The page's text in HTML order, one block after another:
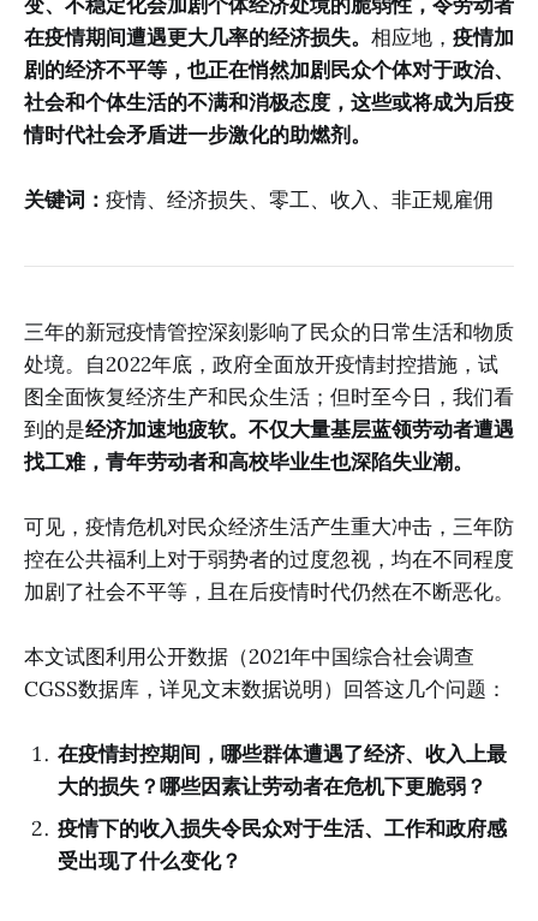
在疫情期间遭遇更大几率的经济损失。 相应地， 疫情加
剧的经济不平等，也正在悄然加剧民众个体对于政治、
社会和个体生活的不满和消极态度，这些或将成为后疫
情时代社会矛盾进一步激化的助燃剂。
关键词： 疫情、经济损失、零工、收入、非正规雇佣
三年的新冠疫情管控深刻影响了民众的日常生活和物质
处境。自2022年底，政府全面放开疫情封控措施，试
图全面恢复经济生产和民众生活；但时至今日，我们看
到的是经济加速地疲软。不仅大量基层蓝领劳动者遭遇
找工难，青年劳动者和高校毕业生也深陷失业潮。
可见，疫情危机对民众经济生活产生重大冲击，三年防
控在公共福利上对于弱势者的过度忽视，均在不同程度
加剧了社会不平等，且在后疫情时代仍然在不断恶化。
本文试图利用公开数据（2021年中国综合社会调查
CGSS数据库，详见文末数据说明）回答这几个问题：
在疫情封控期间，哪些群体遭遇了经济、收入上最
大的损失？哪些因素让劳动者在危机下更脆弱？
疫情下的收入损失令民众对于生活、工作和政府感
受出现了什么变化？